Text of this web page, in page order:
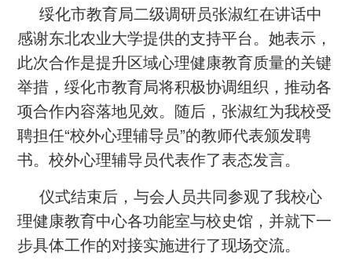
绥化市教育局二级调研员张淑红在讲话中
感谢东北农业大学提供的支持平台。她表示，
此次合作是提升区域心理健康教育质量的关键
举措，绥化市教育局将积极协调组织，推动各
项合作内容落地见效。随后，张淑红为我校受
聘担任“校外心理辅导员”的教师代表颁发聘
书。校外心理辅导员代表作了表态发言。
仪式结束后，与会人员共同参观了我校心
理健康教育中心各功能室与校史馆，并就下一
步具体工作的对接实施进行了现场交流。